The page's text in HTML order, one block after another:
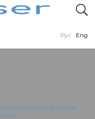
Рус Eng
стратегии